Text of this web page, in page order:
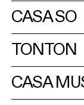
CASA SO
TONTON
CASA